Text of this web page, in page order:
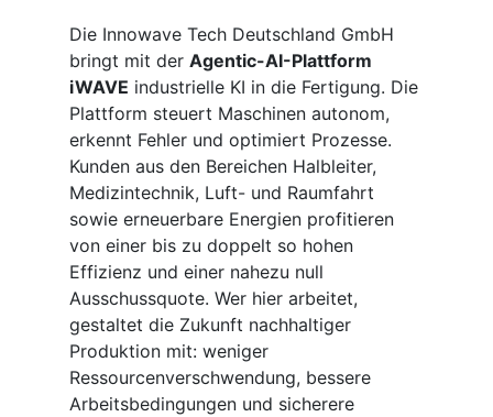
Die Innowave Tech Deutschland GmbH
bringt mit der Agentic-AI-Plattform
iWAVE industrielle KI in die Fertigung. Die
Plattform steuert Maschinen autonom,
erkennt Fehler und optimiert Prozesse.
Kunden aus den Bereichen Halbleiter,
Medizintechnik, Luft- und Raumfahrt
sowie erneuerbare Energien profitieren
von einer bis zu doppelt so hohen
Effizienz und einer nahezu null
Ausschussquote. Wer hier arbeitet,
gestaltet die Zukunft nachhaltiger
Produktion mit: weniger
Ressourcenverschwendung, bessere
Arbeitsbedingungen und sicherere